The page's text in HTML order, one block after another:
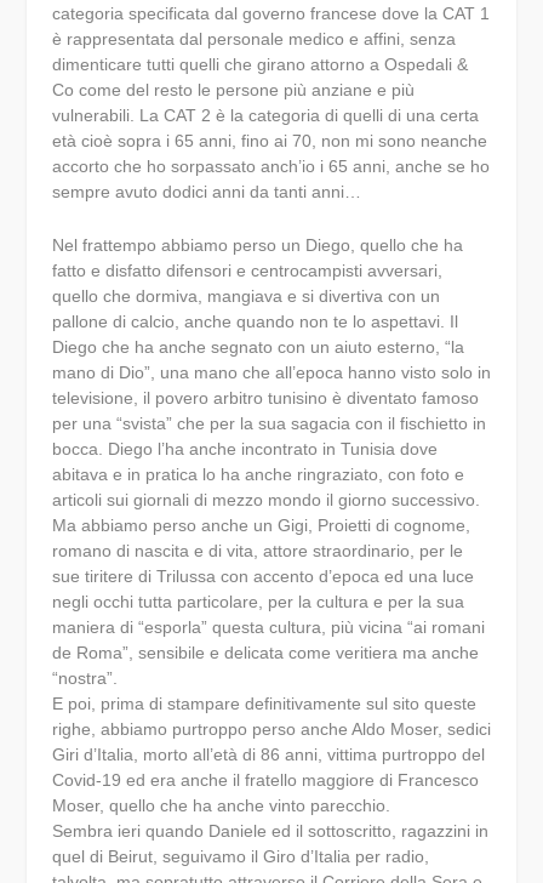
categoria specificata dal governo francese dove la CAT 1
è rappresentata dal personale medico e affini, senza
dimenticare tutti quelli che girano attorno a Ospedali &
Co come del resto le persone più anziane e più
vulnerabili. La CAT 2 è la categoria di quelli di una certa
età cioè sopra i 65 anni, fino ai 70, non mi sono neanche
accorto che ho sorpassato anch’io i 65 anni, anche se ho
sempre avuto dodici anni da tanti anni…
Nel frattempo abbiamo perso un Diego, quello che ha
fatto e disfatto difensori e centrocampisti avversari,
quello che dormiva, mangiava e si divertiva con un
pallone di calcio, anche quando non te lo aspettavi. Il
Diego che ha anche segnato con un aiuto esterno, “la
mano di Dio”, una mano che all’epoca hanno visto solo in
televisione, il povero arbitro tunisino è diventato famoso
per una “svista” che per la sua sagacia con il fischietto in
bocca. Diego l’ha anche incontrato in Tunisia dove
abitava e in pratica lo ha anche ringraziato, con foto e
articoli sui giornali di mezzo mondo il giorno successivo.
Ma abbiamo perso anche un Gigi, Proietti di cognome,
romano di nascita e di vita, attore straordinario, per le
sue tiritere di Trilussa con accento d’epoca ed una luce
negli occhi tutta particolare, per la cultura e per la sua
maniera di “esporla” questa cultura, più vicina “ai romani
de Roma”, sensibile e delicata come veritiera ma anche
“nostra”.
E poi, prima di stampare definitivamente sul sito queste
righe, abbiamo purtroppo perso anche Aldo Moser, sedici
Giri d’Italia, morto all’età di 86 anni, vittima purtroppo del
Covid-19 ed era anche il fratello maggiore di Francesco
Moser, quello che ha anche vinto parecchio.
Sembra ieri quando Daniele ed il sottoscritto, ragazzini in
quel di Beirut, seguivamo il Giro d’Italia per radio,